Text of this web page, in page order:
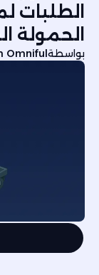
الطلبات
الحمولة
بواسطةOmniful